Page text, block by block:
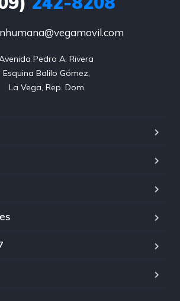
Pedro A. Rivera
Esquina Balilo Gómez,
La Vega, Rep. Dom.